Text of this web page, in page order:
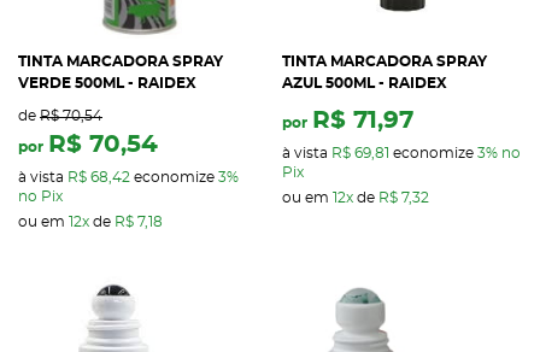
TINTA MARCADORA SPRAY
VERDE 500ML - RAIDEX
de R$ 70,54
por R$ 70,54
à vista R$ 68,42 economize 3%
no Pix
ou em 12x de R$ 7,18
TINTA MARCADORA SPRAY
AZUL 500ML - RAIDEX
por R$ 71,97
à vista R$ 69,81 economize 3% no
Pix
ou em 12x de R$ 7,32